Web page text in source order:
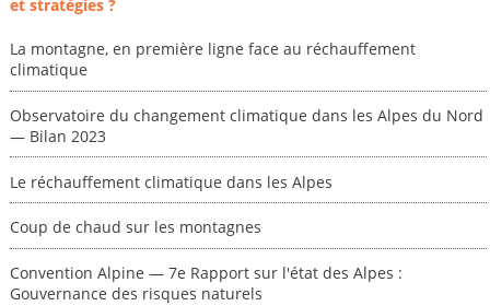
et stratégies ?
La montagne, en première ligne face au réchauffement
climatique
Observatoire du changement climatique dans les Alpes du Nord
— Bilan 2023
Le réchauffement climatique dans les Alpes
Coup de chaud sur les montagnes
Convention Alpine — 7e Rapport sur l'état des Alpes :
Gouvernance des risques naturels